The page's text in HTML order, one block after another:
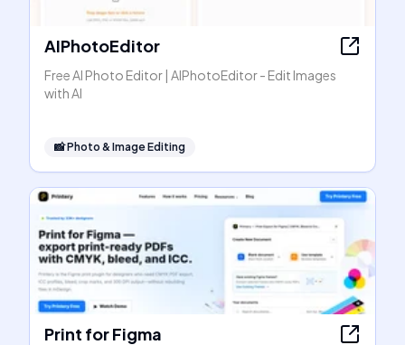
AIPhotoEditor
Free AI Photo Editor | AIPhotoEditor - Edit Images
with AI
📸Photo & Image Editing
Print for Figma